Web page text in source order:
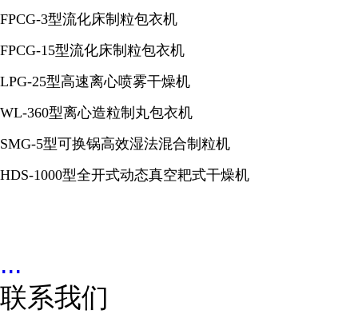
FPCG-3型流化床制粒包衣机
FPCG-15型流化床制粒包衣机
LPG-25型高速离心喷雾干燥机
WL-360型离心造粒制丸包衣机
SMG-5型可换锅高效湿法混合制粒机
HDS-1000型全开式动态真空耙式干燥机
...
联系我们